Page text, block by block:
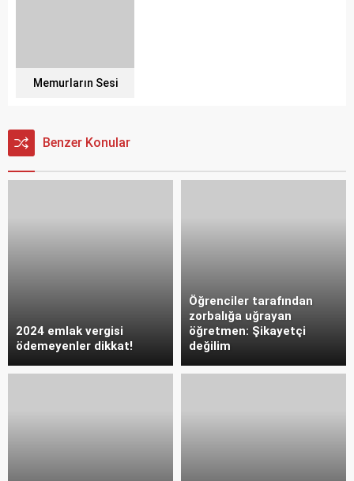
Memurların Sesi
Benzer Konular
2024 emlak vergisi
ödemeyenler dikkat!
Öğrenciler tarafından
zorbalığa uğrayan
öğretmen: Şikayetçi
değilim